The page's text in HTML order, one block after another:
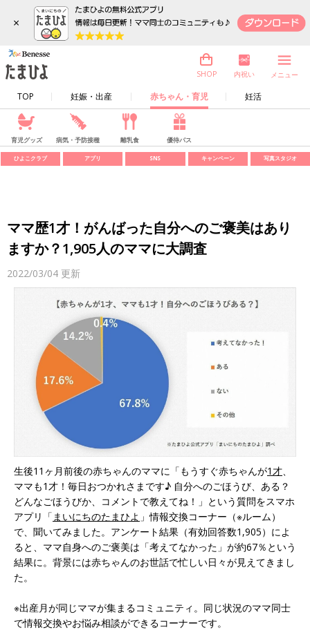
×
TOP 妊娠・出産 赤ちゃん・育児 妊活
SHOP 内祝い メニュー
育児グッズ 病気・予防接種 離乳食 優待パス
ひよこクラブ アプリ SNS キャンペーン 写真スタジオ
ママ歴1才！がんばった自分へのご褒美はあり
ますか？1,905人のママに大調査
2022/03/04 更新
生後11ヶ月前後の赤ちゃんのママに「もうすぐ赤ちゃんが1才、
ママも1才！毎日おつかれさまです♪ 自分へのごほうび、ある？
どんなごほうびか、コメントで教えてね！」という質問をスマホ
アプリ「まいにちのたまひよ 」情報交換コーナー（※ルーム）
で、聞いてみました。アンケート結果（有効回答数1,905）によ
ると、ママ自身へのご褒美は「考えてなかった」が約67％という
結果に。背景には赤ちゃんのお世話で忙しい日々が見えてきまし
た。
※出産月が同じママが集まるコミュニティ。同じ状況のママ同士
で情報交換やお悩み相談ができるコーナーです。